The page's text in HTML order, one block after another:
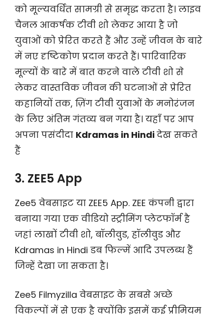
को मूल्यवर्धित सामग्री से समृद्ध करता है। लाइव
चैनल आकर्षक टीवी शो लेकर आया है जो
युवाओं को प्रेरित करते हैं और उन्हें जीवन के बारे
में नए दृष्टिकोण प्रदान करते हैं। पारिवारिक
मूल्यों के बारे में बात करने वाले टीवी शो से
लेकर वास्तविक जीवन की घटनाओं से प्रेरित
कहानियों तक, ज़िंग टीवी युवाओं के मनोरंजन
के लिए अंतिम गंतव्य बन गया है। यहाँ पर आप
अपना पसंदीदा Kdramas in Hindiदेख सकते
हैं
3. ZEE5 App
Zee5 वेबसाइट या ZEE5 App. ZEE कंपनी द्वारा
बनाया गया एक वीडियो स्ट्रीमिंग प्लेटफॉर्म है
जहां लाखों टीवी शो, बॉलीवुड, हॉलीवुड और
Kdramas in Hindi डब फिल्में आदि उपलब्ध हैं
जिन्हें देखा जा सकता है।
Zee5 Filmyzilla वेबसाइट के सबसे अच्छे
विकल्पों में से एक है क्योंकि इसमें कई प्रीमियम